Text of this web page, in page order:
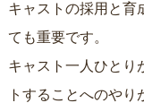
キャストの採用と育
ても重要です。
キャスト一人ひとり
トすることへのやり